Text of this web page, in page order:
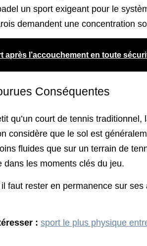
un sport exigeant pour le
demandent une concentration
après l’accouchement en toute
Conséquentes
qu’un court de tennis
considère que le sol est
fluides que sur un terrain de
dans les moments clés du jeu.
faut rester en permanence sur
: sport le plus physique